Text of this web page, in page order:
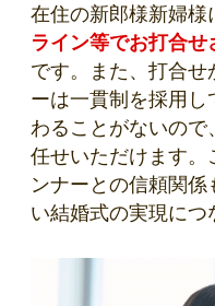
在住の新郎様新婦様
ライン等でお打合
です。また、打合
ーは一貫制を採用
わることがないので
任せいただけます。
ンナーとの信頼関
い結婚式の実現につ